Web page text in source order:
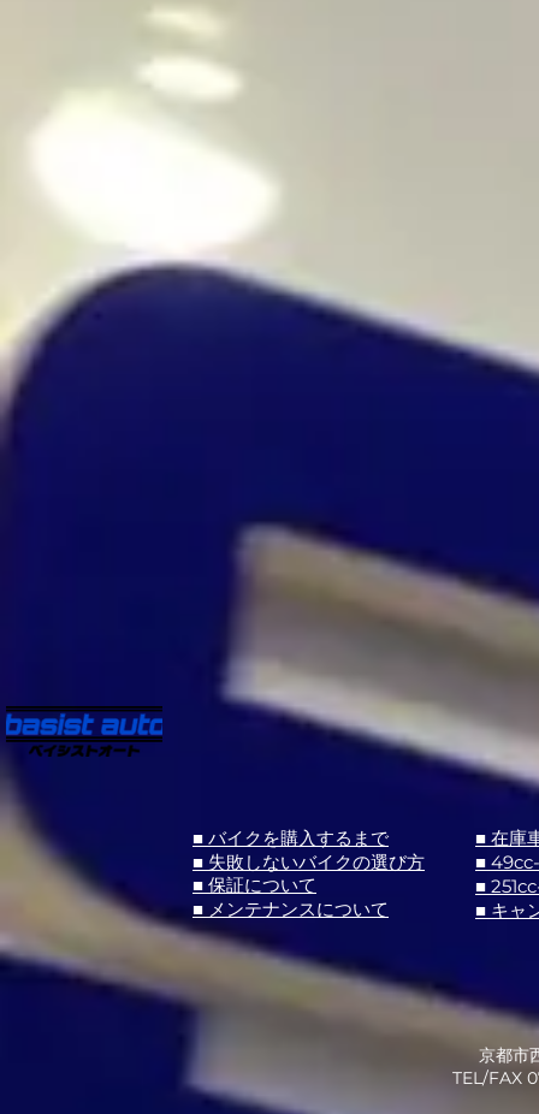
■ バイクを購入するまで
■ 失敗しないバイクの選び方
■ 保証について
■ メンテナンスについて
■ 在庫
■
■
■ キャ
京都市
​TEL/FAX